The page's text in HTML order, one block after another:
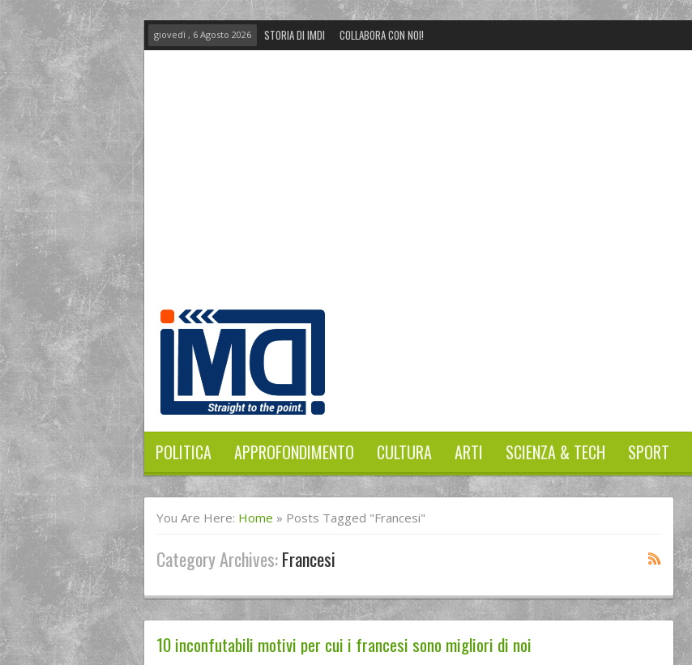
giovedì , 6 Agosto 2026 STORIA DI IMDI COLLABORA CON NOI!
POLITICA APPROFONDIMENTO CULTURA ARTI SCIENZA & TECH SPORT
You Are Here: Home » Posts Tagged "francesi"
Category Archives:Francesi
10 inconfutabili motivi per cui i francesi sono migliori di noi